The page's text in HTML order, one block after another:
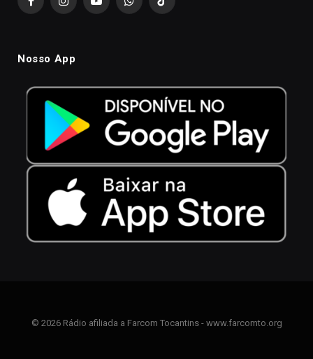
FacebookInstagramYouTubeWhatsAppTikTok
Nosso App
© 2026 Rádio afiliada a Farcom Tocantins - www.farcomto.org